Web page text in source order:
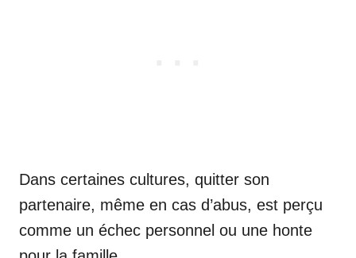
Dans certaines cultures, quitter son
partenaire, même en cas d’abus, est perçu
comme un échec personnel ou une honte